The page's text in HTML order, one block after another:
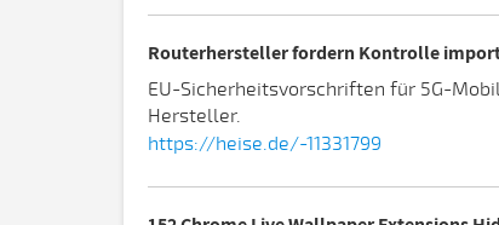
Routerhersteller fordern Kontrolle
EU-Sicherheitsvorschriften für 5G-
Hersteller.
https://heise.de/-11331799